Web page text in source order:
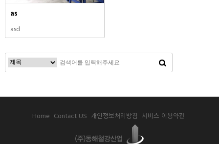
as
asd
Home Contact US 개인정보처리방침 서비스 이용약관